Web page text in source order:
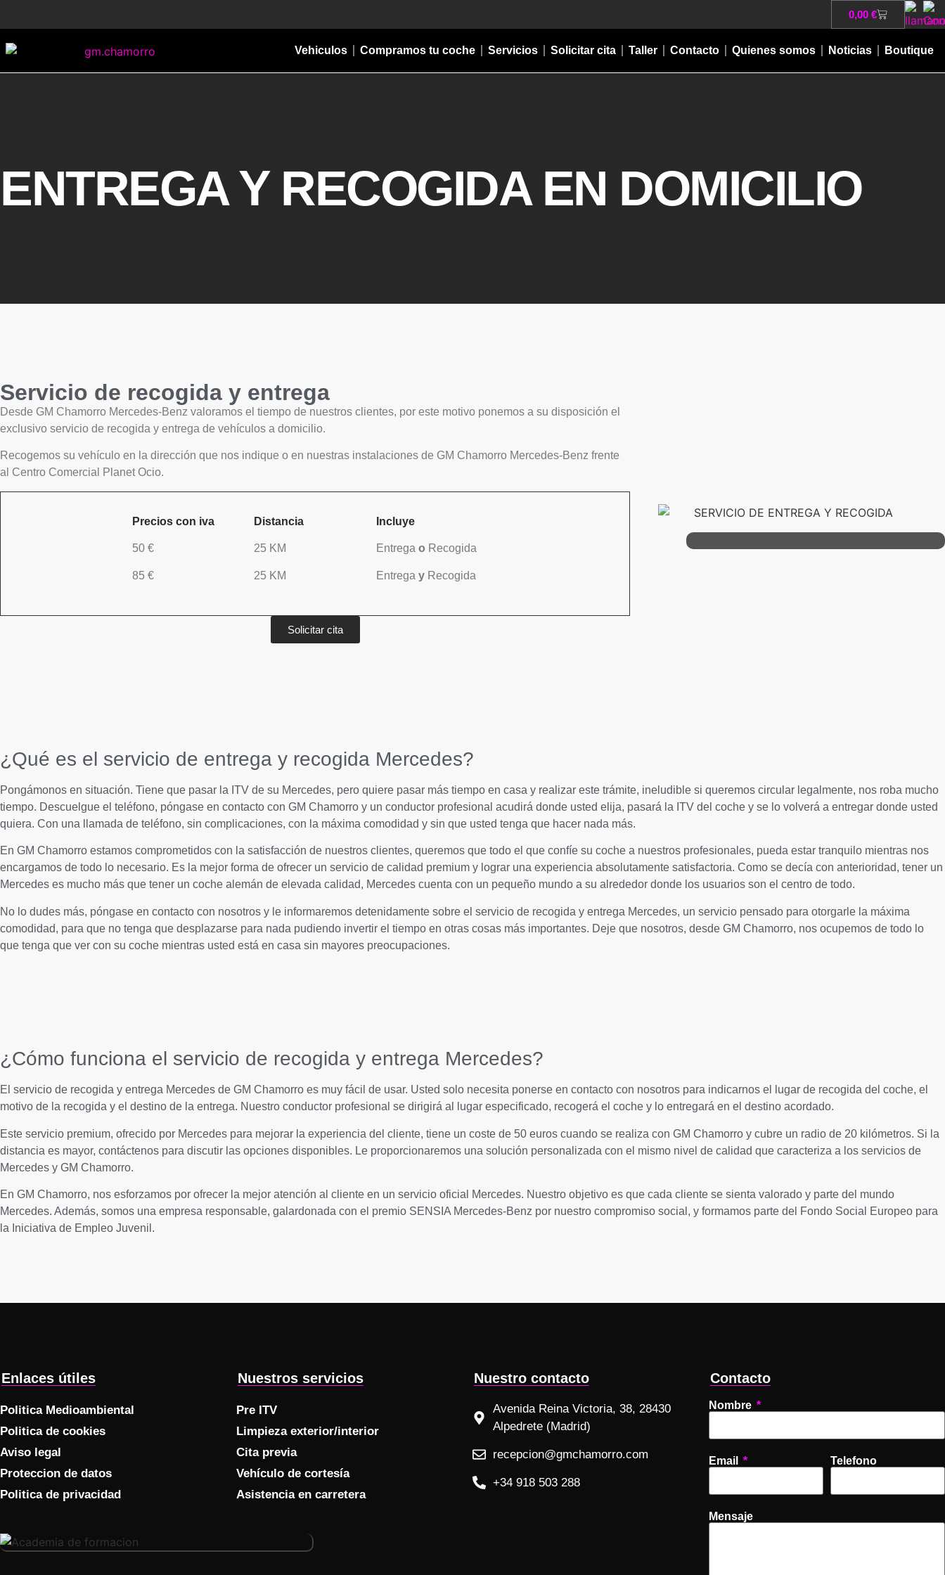
0,00 €
Vehiculos Compramos tu coche Servicios Solicitar cita Taller Contacto Quienes somos Noticias Boutique
ENTREGA Y RECOGIDA EN DOMICILIO
Servicio de recogida y entrega
Desde GM Chamorro Mercedes-Benz valoramos el tiempo de nuestros clientes, por este motivo ponemos a su disposición el
exclusivo servicio de recogida y entrega de vehículos a domicilio.
Recogemos su vehículo en la dirección que nos indique o en nuestras instalaciones de GM Chamorro Mercedes-Benz frente
al Centro Comercial Planet Ocio.
Precios con iva Distancia Incluye
50 € 25 KM Entrega o Recogida
85 € 25 KM Entrega yRecogida
Solicitar cita
¿Qué es el servicio de entrega y recogida Mercedes?
Pongámonos en situación. Tiene que pasar la ITV de su Mercedes, pero quiere pasar más tiempo en casa y realizar este trámite, ineludible si queremos circular legalmente, nos roba mucho
tiempo. Descuelgue el teléfono, póngase en contacto con GM Chamorro y un conductor profesional acudirá donde usted elija, pasará la ITV del coche y se lo volverá a entregar donde usted
quiera. Con una llamada de teléfono, sin complicaciones, con la máxima comodidad y sin que usted tenga que hacer nada más.
En GM Chamorro estamos comprometidos con la satisfacción de nuestros clientes, queremos que todo el que confíe su coche a nuestros profesionales, pueda estar tranquilo mientras nos
encargamos de todo lo necesario. Es la mejor forma de ofrecer un servicio de calidad premium y lograr una experiencia absolutamente satisfactoria. Como se decía con anterioridad, tener un
Mercedes es mucho más que tener un coche alemán de elevada calidad, Mercedes cuenta con un pequeño mundo a su alrededor donde los usuarios son el centro de todo.
No lo dudes más, póngase en contacto con nosotros y le informaremos detenidamente sobre el servicio de recogida y entrega Mercedes, un servicio pensado para otorgarle la máxima
comodidad, para que no tenga que desplazarse para nada pudiendo invertir el tiempo en otras cosas más importantes. Deje que nosotros, desde GM Chamorro, nos ocupemos de todo lo
que tenga que ver con su coche mientras usted está en casa sin mayores preocupaciones.
¿Cómo funciona el servicio de recogida y entrega Mercedes?
El servicio de recogida y entrega Mercedes de GM Chamorro es muy fácil de usar. Usted solo necesita ponerse en contacto con nosotros para indicarnos el lugar de recogida del coche, el
motivo de la recogida y el destino de la entrega. Nuestro conductor profesional se dirigirá al lugar especificado, recogerá el coche y lo entregará en el destino acordado.
Este servicio premium, ofrecido por Mercedes para mejorar la experiencia del cliente, tiene un coste de 50 euros cuando se realiza con GM Chamorro y cubre un radio de 20 kilómetros. Si la
distancia es mayor, contáctenos para discutir las opciones disponibles. Le proporcionaremos una solución personalizada con el mismo nivel de calidad que caracteriza a los servicios de
Mercedes y GM Chamorro.
En GM Chamorro, nos esforzamos por ofrecer la mejor atención al cliente en un servicio oficial Mercedes. Nuestro objetivo es que cada cliente se sienta valorado y parte del mundo
Mercedes. Además, somos una empresa responsable, galardonada con el premio SENSIA Mercedes-Benz por nuestro compromiso social, y formamos parte del Fondo Social Europeo para
la Iniciativa de Empleo Juvenil.
Enlaces útiles
Politica Medioambiental
Politica de cookies
Aviso legal
Proteccion de datos
Politica de privacidad
Nuestros servicios
Pre ITV
Limpieza exterior/interior
Cita previa
Vehículo de cortesía
Asistencia en carretera
Nuestro contacto
Avenida Reina Victoria, 38, 28430
Alpedrete (Madrid)
recepcion@gmchamorro.com
+34 918 503 288
Contacto
Nombre
Email Telefono
Mensaje